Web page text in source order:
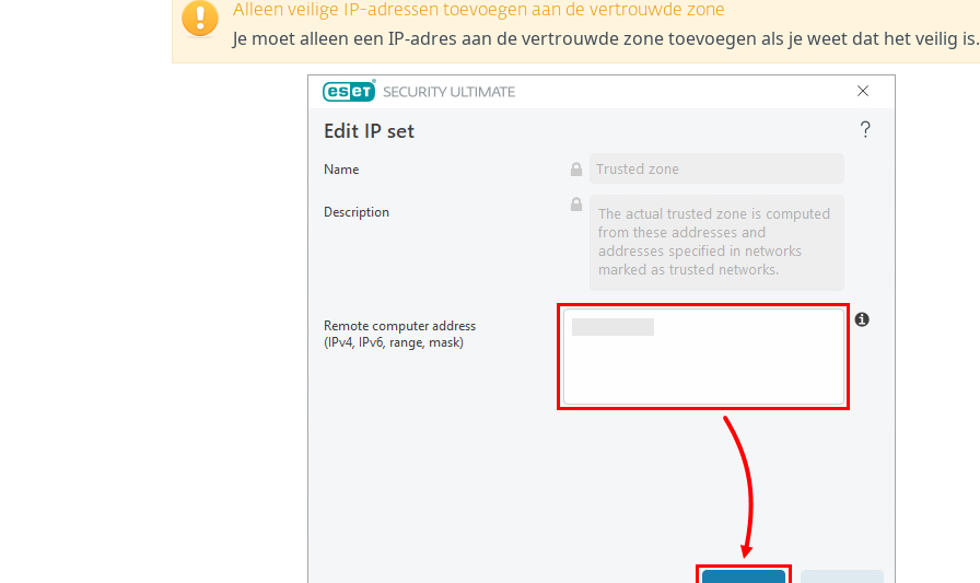
Alleen veilige IP-adressen toevoegen aan de vertrouwde zone
Je moet alleen een IP-adres aan de vertrouwde zone toevoegen als je weet dat het veilig is.